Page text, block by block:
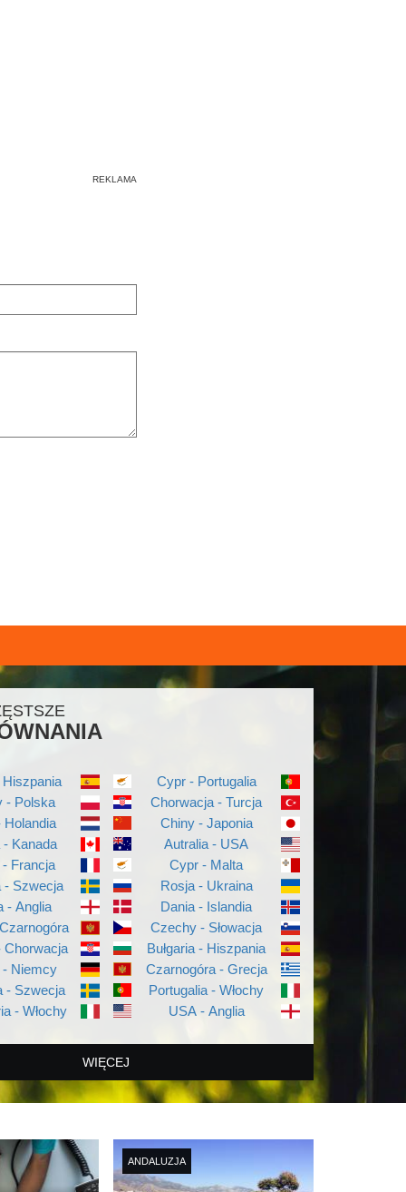
- Polska
Holandia
- Kanada
Francja
- Szwecja
- Anglia
Chorwacja
- Niemcy
- Szwecja
- Włochy
Cypr - Portugalia
Chorwacja - Turcja
Chiny - Japonia
Autralia - USA
Cypr - Malta
Rosja - Ukraina
Dania - Islandia
Czechy - Słowacja
Bułgaria - Hiszpania
Czarnogóra - Grecja
Portugalia - Włochy
USA - Anglia
WIĘCEJ
ANDALUZJA